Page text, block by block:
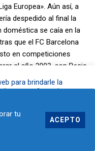
Europea». Aún así, a
despedido al final la
doméstica se caía en la
que el FC Barcelona
en competiciones
al año 2003, con Pesic
Euroliga.
para brindarle la
sus preferencias y
acepta el uso de
tu
ACEPTO